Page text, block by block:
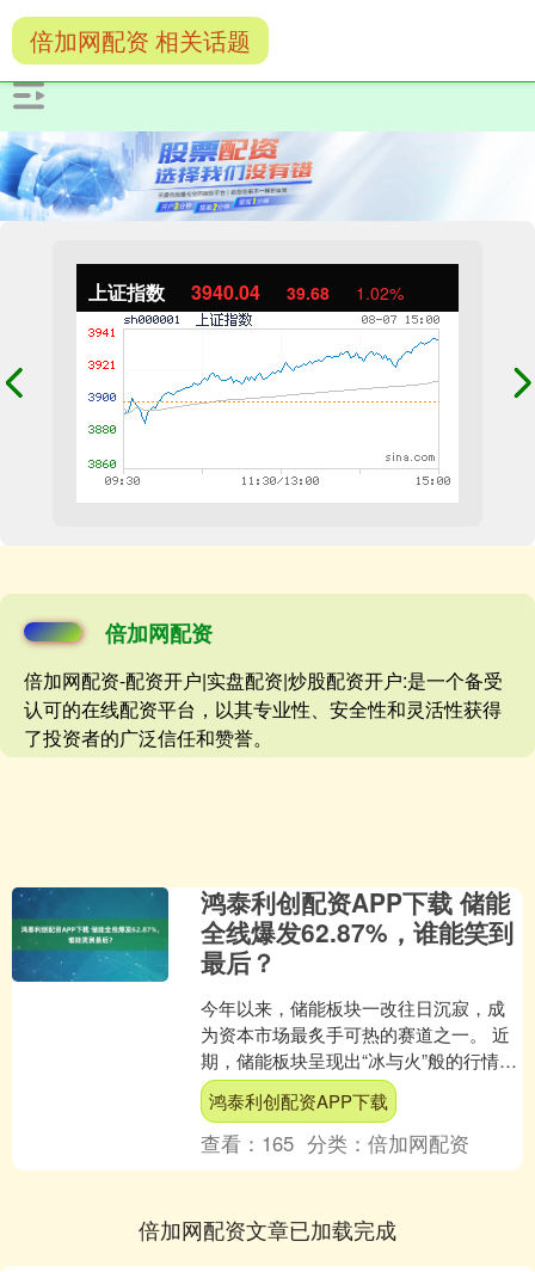
上证指数 3940.04 39.68 1.02%
倍加网配资
倍加网配资-配资开户|实盘配资|炒股配资开户:是一个备受
认可的在线配资平台，以其专业性、安全性和灵活性获得
了投资者的广泛信任和赞誉。
倍加网配资 相关话题
鸿泰利创配资APP下载 储能
全线爆发62.87%，谁能笑到
最后？
今年以来，储能板块一改往日沉寂，成
为资本市场最炙手可热的赛道之一。 近
期，储能板块呈现出“冰与火”般的行情特
征：尽管年内整体表现强劲，但资金面
波动剧烈。 截至1....
鸿泰利创配资APP下载
查看： 165 分类：倍加网配资
倍加网配资文章已加载完成